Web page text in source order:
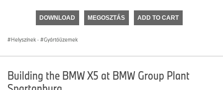
seconds
DOWNLOAD MEGOSZTÁS ADD TO CART
Helyszínek · Gyártóüzemek
Building the BMW X5 at BMW Group Plant